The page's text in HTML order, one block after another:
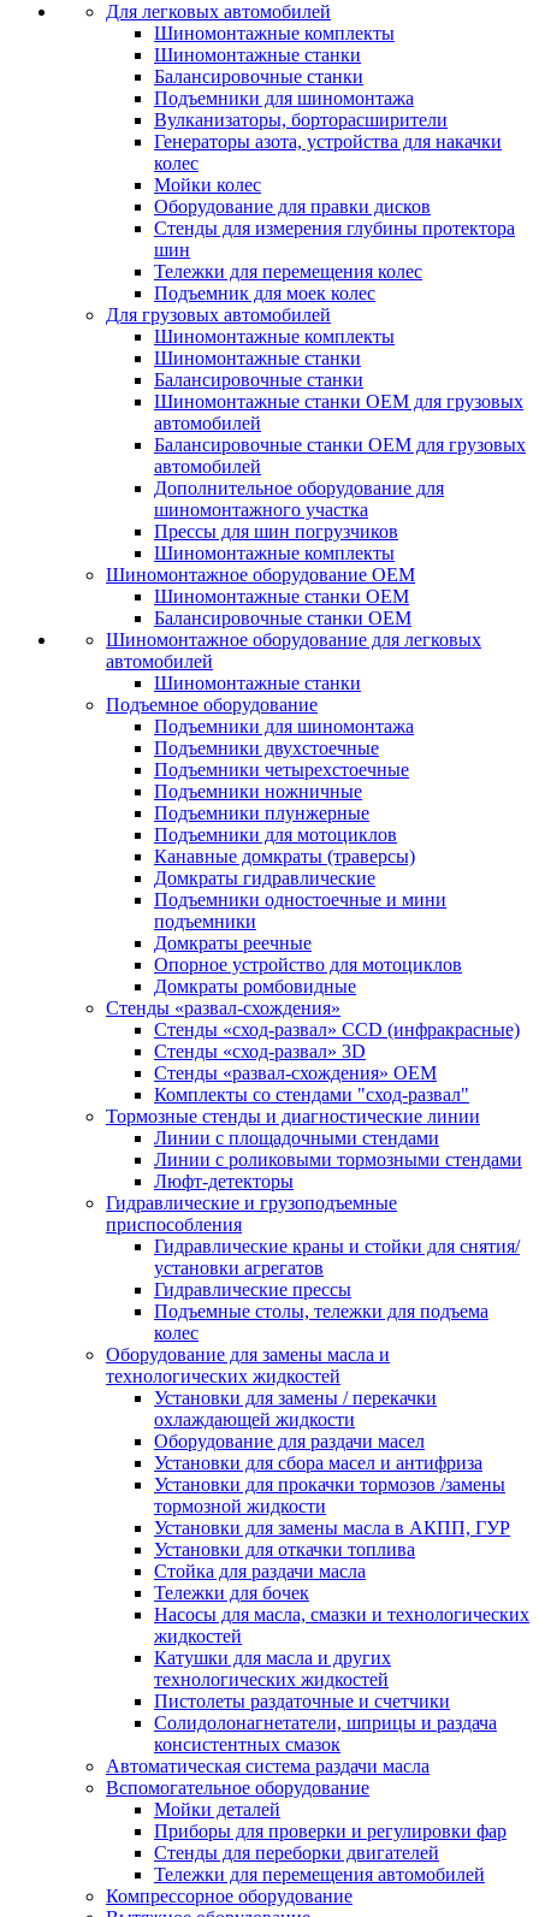
Для легковых автомобилей
Шиномонтажные комплекты
Шиномонтажные станки
Балансировочные станки
Подъемники для шиномонтажа
Вулканизаторы, борторасширители
Генераторы азота, устройства для накачки
колес
Мойки колес
Оборудование для правки дисков
Стенды для измерения глубины протектора
шин
Тележки для перемещения колес
Подъемник для моек колеc
Для грузовых автомобилей
Шиномонтажные комплекты
Шиномонтажные станки
Балансировочные станки
Шиномонтажные станки ОЕМ для грузовых
автомобилей
Балансировочные станки ОЕМ для грузовых
автомобилей
Дополнительное оборудование для
шиномонтажного участка
Прессы для шин погрузчиков
Шиномонтажные комплекты
Шиномонтажное оборудование ОЕМ
Шиномонтажные станки ОЕМ
Балансировочные станки ОЕМ
Шиномонтажное оборудование для легковых
автомобилей
Шиномонтажные станки
Подъемное оборудование
Подъемники для шиномонтажа
Подъемники двухстоечные
Подъемники четырехстоечные
Подъемники ножничные
Подъемники плунжерные
Подъемники для мотоциклов
Канавные домкраты (траверсы)
Домкраты гидравлические
Подъемники одностоечные и мини
подъемники
Домкраты реечные
Опорное устройство для мотоциклов
Домкраты ромбовидные
Стенды «развал-схождения»
Стенды «сход-развал» CCD (инфракрасные)
Стенды «сход-развал» 3D
Стенды «развал-схождения» ОЕМ
Комплекты со стендами "сход-развал"
Тормозные стенды и диагностические линии
Линии с площадочными стендами
Линии с роликовыми тормозными стендами
Люфт-детекторы
Гидравлические и грузоподъемные
приспособления
Гидравлические краны и стойки для снятия/
установки агрегатов
Гидравлические прессы
Подъемные столы, тележки для подъема
колес
Оборудование для замены масла и
технологических жидкостей
Установки для замены / перекачки
охлаждающей жидкости
Оборудование для раздачи масел
Установки для сбора масел и антифриза
Установки для прокачки тормозов /замены
тормозной жидкости
Установки для замены масла в АКПП, ГУР
Установки для откачки топлива
Стойка для раздачи масла
Тележки для бочек
Насосы для масла, смазки и технологических
жидкостей
Катушки для масла и других
технологических жидкостей
Пистолеты раздаточные и счетчики
Солидолонагнетатели, шприцы и раздача
консистентных смазок
Автоматическая система раздачи масла
Вспомогательное оборудование
Мойки деталей
Приборы для проверки и регулировки фар
Стенды для переборки двигателей
Тележки для перемещения автомобилей
Компрессорное оборудование